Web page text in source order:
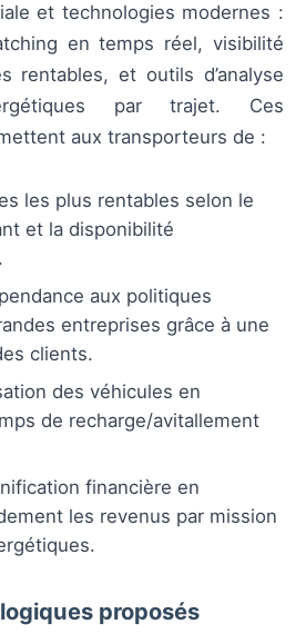
et technologies modernes :
en temps réel, visibilité
rentables, et outils d’analyse
par trajet. Ces
aux transporteurs de :
les plus rentables selon le
et la disponibilité
aux politiques
entreprises grâce à une
clients.
des véhicules en
de recharge/avitallement
financière en
les revenus par mission
proposés